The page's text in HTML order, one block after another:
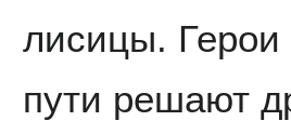
лисицы. Герои
пути решают